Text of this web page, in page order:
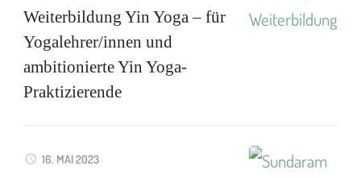
Weiterbildung Yin Yoga – für
Yogalehrer/innen und
ambitionierte Yin Yoga-
Praktizierende
16. MAI 2023